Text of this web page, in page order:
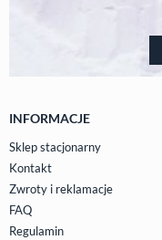
INFORMACJE
Sklep stacjonarny
Kontakt
Zwroty i reklamacje
FAQ
Regulamin